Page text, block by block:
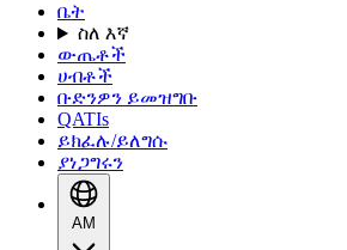
ቤት
ስለ እኛ
ውጤቶች
ሀብቶች
ቡድንዎን ይመዝግቡ
QATIs
ይክፈሉ/ይለግሱ
ያነጋግሩን
AM